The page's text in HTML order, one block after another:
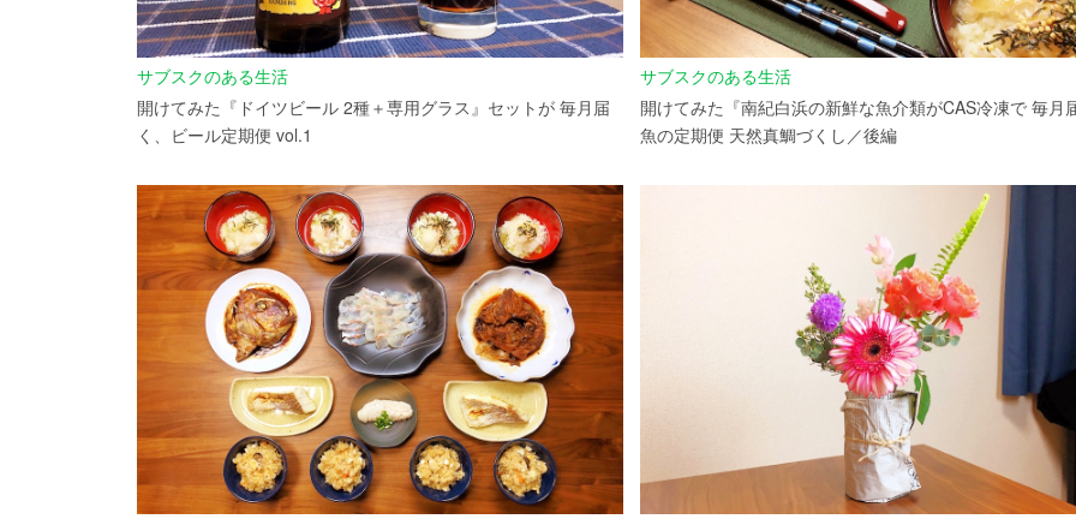
サブスクのある生活
開けてみた『ドイツビール 2種＋専用グラス』セットが 毎月届
く、ビール定期便 vol.1
サブスクのある生活
開けてみた『南紀白浜の新鮮な魚介類がCAS冷凍で 毎月
魚の定期便 天然真鯛づくし／後編